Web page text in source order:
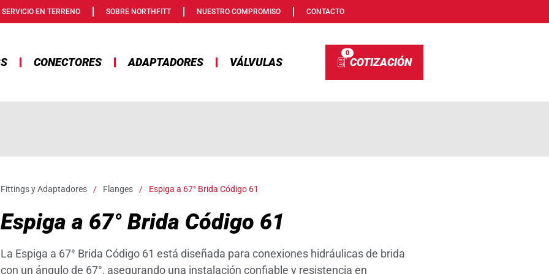
SERVICIO EN TERRENO SOBRE NORTHFITT NUESTRO COMPROMISO CONTACTO
CONECTORES ADAPTADORES VÁLVULAS
0
Fittings y Adaptadores / Flanges / Espiga a 67° Brida Código 61
Espiga a 67° Brida Código 61
La Espiga a 67° Brida Código 61 está diseñada para conexiones hidráulicas de brida
con un ángulo de 67°, asegurando una instalación confiable y resistencia en